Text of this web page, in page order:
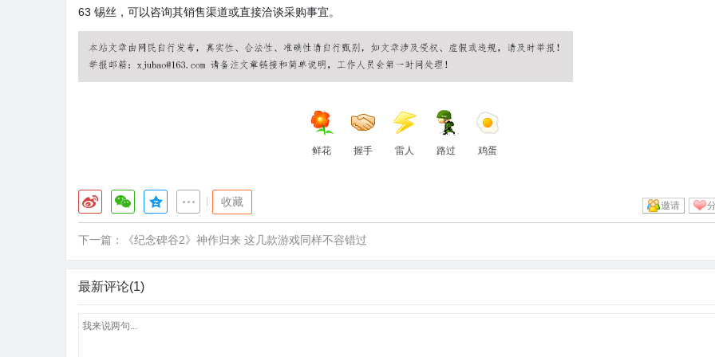
63 锡丝，可以咨询其销售渠道或直接洽谈采购事宜。
鲜花 握手 雷人 路过 鸡蛋
收藏 邀请
下一篇： 《纪念碑谷2》神作归来 这几款游戏同样不容错过
最新评论(1)